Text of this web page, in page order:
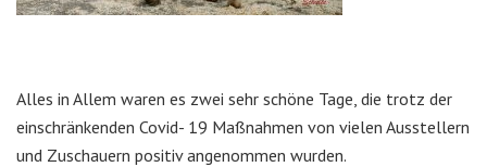
Alles in Allem waren es zwei sehr schöne Tage, die trotz der
einschränkenden Covid- 19 Maßnahmen von vielen Ausstellern
und Zuschauern positiv angenommen wurden.